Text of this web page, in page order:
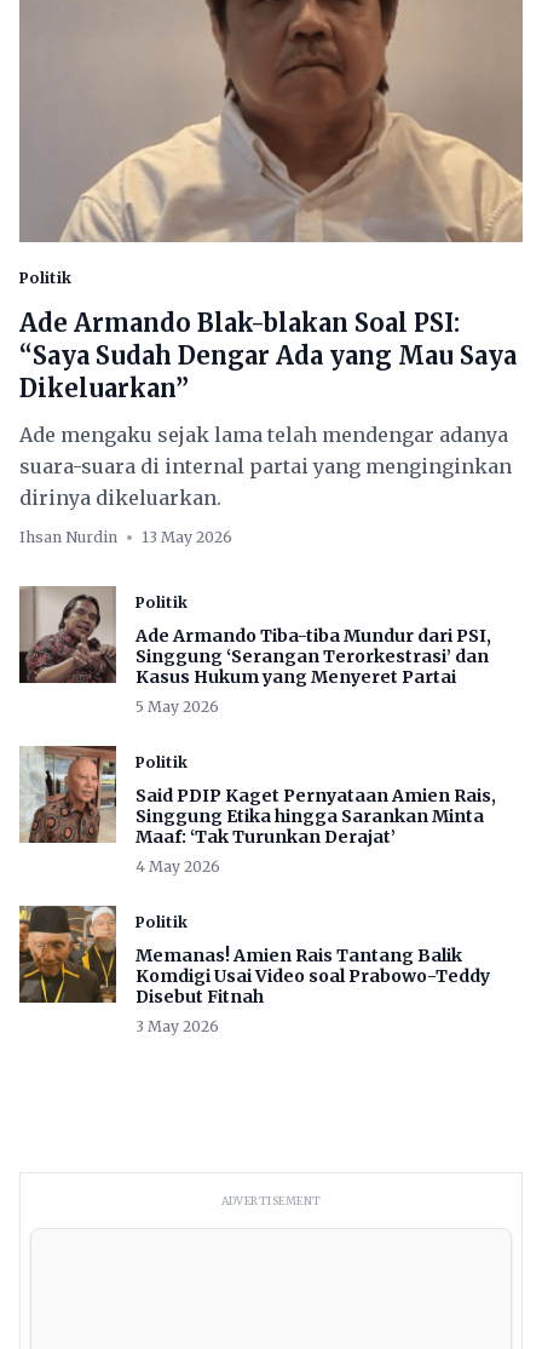
Politik
Ade Armando Blak-blakan Soal PSI:
“Saya Sudah Dengar Ada yang Mau Saya
Dikeluarkan”
Ade mengaku sejak lama telah mendengar adanya
suara-suara di internal partai yang menginginkan
dirinya dikeluarkan.
Ihsan Nurdin 13 May 2026
Politik
Ade Armando Tiba-tiba Mundur dari PSI,
Singgung ‘Serangan Terorkestrasi’ dan
Kasus Hukum yang Menyeret Partai
5 May 2026
Politik
Said PDIP Kaget Pernyataan Amien Rais,
Singgung Etika hingga Sarankan Minta
Maaf: ‘Tak Turunkan Derajat’
4 May 2026
Politik
Memanas! Amien Rais Tantang Balik
Komdigi Usai Video soal Prabowo-Teddy
Disebut Fitnah
3 May 2026
ADVERTISEMENT